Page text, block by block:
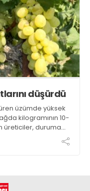
düşürdü
üzümde yüksek
kilogramının 10-
üreticiler, duruma